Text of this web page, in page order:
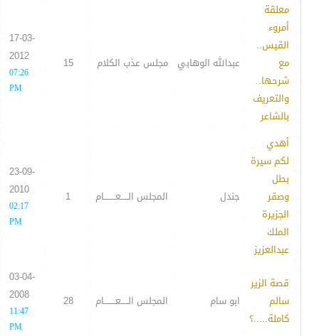
معلقة
أمروء
القيس..
مع
شرحها..
والتعريف
بالشاعر
عبدالله الوهابي مجلس عذب الكلام 15
17-03-
2012
07:26
PM
أهدي
لكم سيرة
بطل
وصقر
الجزيرة
الملك
عبدالعزيز
جندل المجلس الـــــعــــــــام 1
23-09-
2010
02:17
PM
قصة الزير
سالم
كاملة.....؟
ابو سام المجلس الـــــعــــــــام 28
03-04-
2008
11:47
PM